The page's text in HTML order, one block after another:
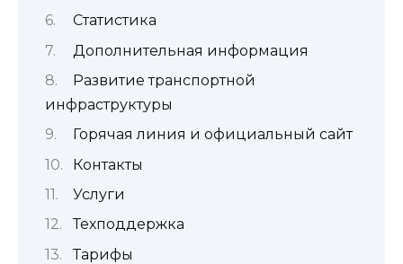
Статистика
Дополнительная информация
Развитие транспортной
инфраструктуры
Горячая линия и официальный сайт
Контакты
Услуги
Техподдержка
Тарифы